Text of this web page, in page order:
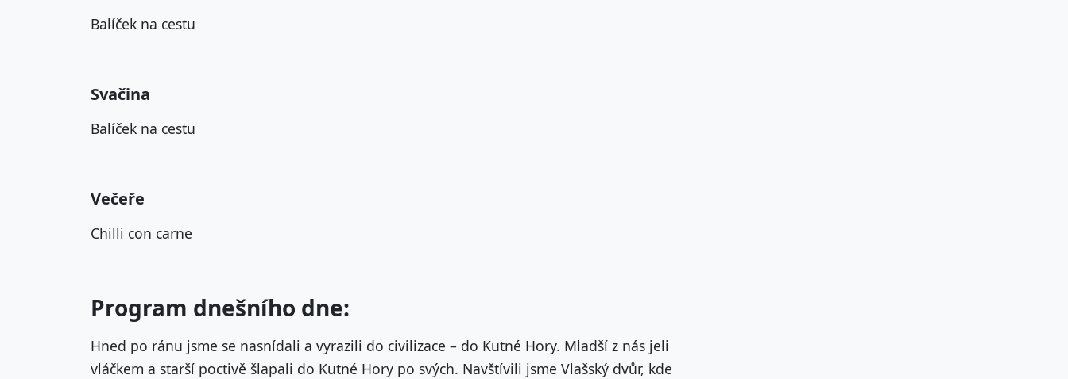
Balíček na cestu
Svačina
Balíček na cestu
Večeře
Chilli con carne
Program dnešního dne:
Hned po ránu jsme se nasnídali a vyrazili do civilizace – do Kutné Hory. Mladší z nás jeli
vláčkem a starší poctivě šlapali do Kutné Hory po svých. Navštívili jsme Vlašský dvůr, kde